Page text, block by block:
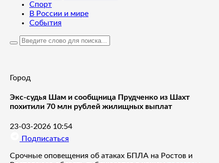
Спорт
В России и мире
События
Город
Экс-судья Шам и сообщница Прудченко из Шахт
похитили 70 млн рублей жилищных выплат
23-03-2026 10:54
Подписаться
Срочные оповещения об атаках БПЛА на Ростов и